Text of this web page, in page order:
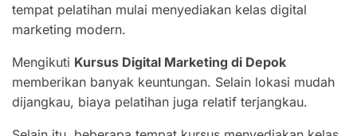
tempat pelatihan mulai menyediakan kelas digital
marketing modern.
Mengikuti Kursus Digital Marketing di Depok
memberikan banyak keuntungan. Selain lokasi mudah
dijangkau, biaya pelatihan juga relatif terjangkau.